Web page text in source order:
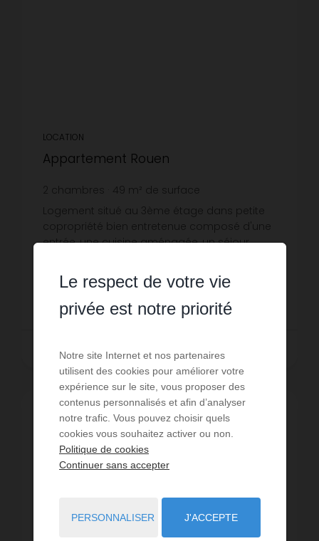
LOCATION
Appartement Rouen
2 chambres 49 m² de surface
11,84 € prix / m²
Logement situé au 3ème étage dans petite
copropriété bien entretenue composé d'une
entrée, une cuisine aménagée, un séjour
douche avec wc. Entièrement refait - Pla...
580 € PAR MOIS HC
EXCLUSIVITÉ
Le respect de votre vie
privée est notre priorité
Notre site Internet et nos partenaires
utilisent des cookies pour améliorer votre
expérience sur le site, vous proposer des
contenus personnalisés et afin d’analyser
notre trafic. Vous pouvez choisir quels
cookies vous souhaitez activer ou non.
Politique de cookies
Continuer sans accepter
PERSONNALISER J'ACCEPTE